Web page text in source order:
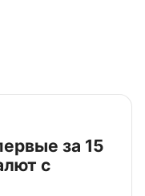
за 15
с